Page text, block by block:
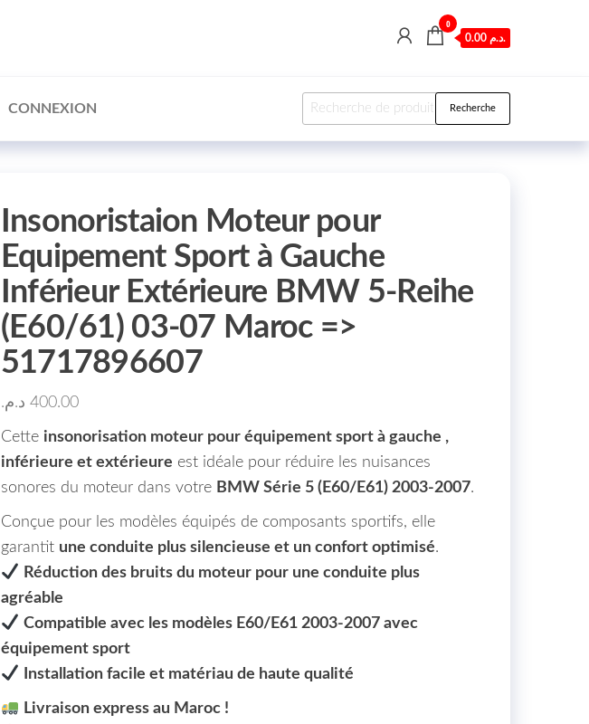
0
0.00 د.م.
CONNEXION Recherche pour : Recherche
Insonoristaion Moteur pour
Equipement Sport à Gauche
Inférieur Extérieure BMW 5-Reihe
(E60/61) 03-07 Maroc =>
51717896607
400.00 د.م.
Cette insonorisation moteur pour équipement sport à gauche ,
inférieure et extérieure est idéale pour réduire les nuisances
sonores du moteur dans votre BMW Série 5 (E60/E61) 2003-2007.
Conçue pour les modèles équipés de composants sportifs, elle
garantit une conduite plus silencieuse et un confort optimisé.
Réduction des bruits du moteur pour une conduite plus
agréable
Compatible avec les modèles E60/E61 2003-2007 avec
équipement sport
Installation facile et matériau de haute qualité
Livraison express au Maroc !